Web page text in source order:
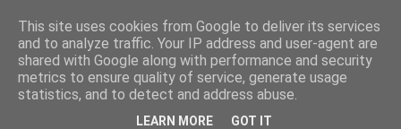
This site uses cookies from Google to deliver its services
and to analyze traffic. Your IP address and user-agent are
shared with Google along with performance and security
metrics to ensure quality of service, generate usage
statistics, and to detect and address abuse.
LEARN MORE GOT IT